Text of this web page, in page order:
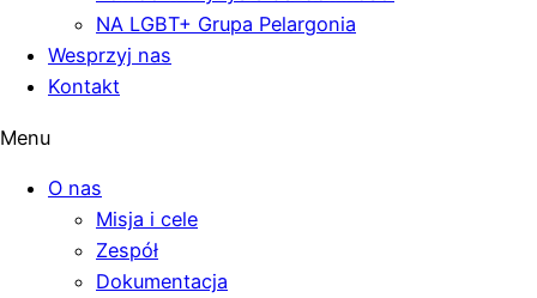
NA LGBT+ Grupa Pelargonia
Wesprzyj nas
Kontakt
Menu
O nas
Misja i cele
Zespół
Dokumentacja